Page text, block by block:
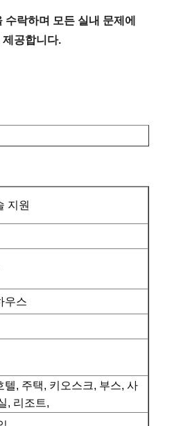
락하며 모든 실내 문제에
공합니다.
지원
우스
, 주택, 키오스크, 부스, 사
, 리조트,